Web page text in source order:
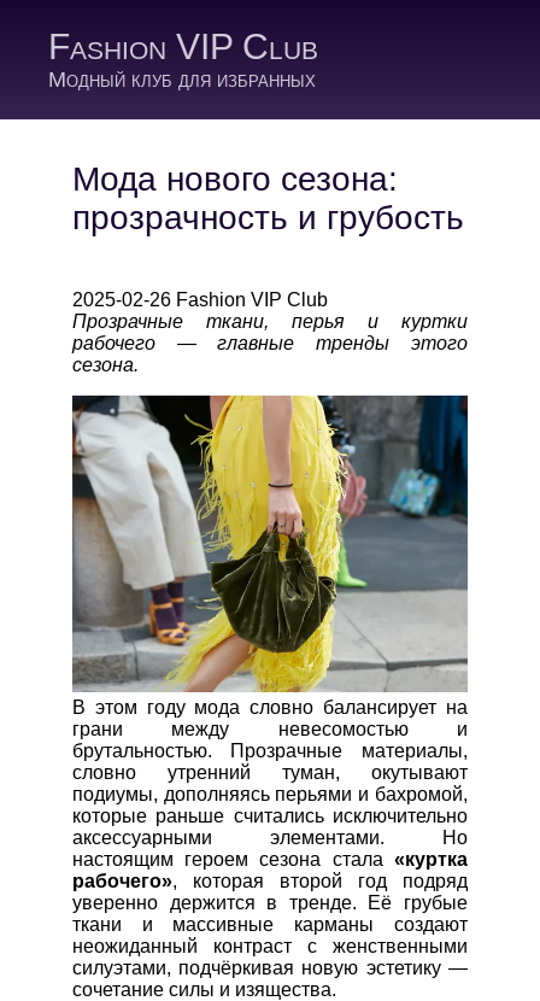
Fashion VIP Club
Модный клуб для избранных
Мода нового сезона:
прозрачность и грубость
2025-02-26 Fashion VIP Club
Прозрачные ткани, перья и куртки
рабочего — главные тренды этого
сезона.
В этом году мода словно балансирует на
грани между невесомостью и
брутальностью. Прозрачные материалы,
словно утренний туман, окутывают
подиумы, дополняясь перьями и бахромой,
которые раньше считались исключительно
аксессуарными элементами. Но
настоящим героем сезона стала «куртка
рабочего», которая второй год подряд
уверенно держится в тренде. Её грубые
ткани и массивные карманы создают
неожиданный контраст с женственными
силуэтами, подчёркивая новую эстетику —
сочетание силы и изящества.